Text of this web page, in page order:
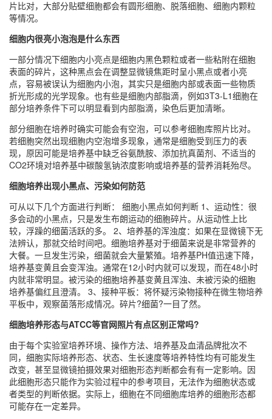
片比对，大部分贴壁细胞都会有圆形细胞、脱落细胞、细胞内颗粒
等情况。
细胞内很亮小泡泡是什么东西
一部分情况下细胞内小亮点是细胞内黑色颗粒或者一些粘附在细胞
表面的碎片，这种黑点会在调整显微镜焦距时呈小黑点或者小亮
点，容易被误认为细胞内小泡，其实只是细胞内部或表面一些物质
折光形成的光学现象。也有些是细胞内部脂滴，例如3T3-L1细胞在
部分培养条件下可以明显看到内部脂滴，染色后更加清晰。
部分细胞在培养时确实可能会有空泡，可以参考细胞库照片比对。
若细胞突然出现细胞内空泡增多现象，通常是细胞受到压力的表
现，原因可能是培养基中缺乏谷氨酰胺、添加抗真菌剂、不适当的
CO2环境对培养基中碳酸氢钠浓度影响或培养基的营养消耗殆尽。
细胞培养出现小黑点、污染如何防范
可从以下几个方面进行判断： 细胞小黑点如何判断 1、运动性：很
多会动的小黑点，只是发生布朗运动的细胞碎片。从运动性上比
较，浮躁的细菌活跃的多。 2、培养基的浑浊度：如果在显微镜下无
法辨认，那就交给时间吧。细胞培养基对于细菌来说是非常营养的
大餐。一旦发生污染，细菌就会大量繁殖。培养基PH值迅速下降，
培养基变黄且会变浑浊。通常在12小时内就可以发现，而在48小时
内就非常明显。被污染的细胞培养基变黄且浑浊、未被污染的细胞
培养基偏红且澄清。 3、接种平板：将怀疑污染物接种在微生物培养
平板中，观察菌落形成情况。碎片?细菌?一目了然。
细胞培养形态与ATCC等官网照片有点区别正常吗?
由于每个实验室培养环境、操作方法、培养基及血清品牌批次不
同，细胞实际培养形态、状态、生长速度等培养特性均有可能发生
改变，甚至显微镜拍摄效果对细胞形态判断都会有有一定影响。因
此细胞形态只能作为实验过程中的参考项目，无法作为细胞状态或
者类型的判断依据。实际上，细胞在不同细胞库培养的细胞形态都
可能存在一定差异。